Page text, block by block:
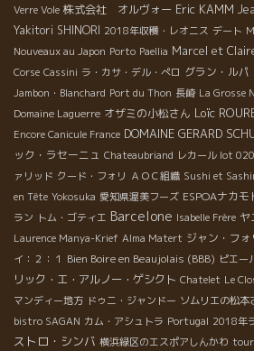
Verre Vole 株式会社 オルヴォー Eric KAMM
Yakitori SHINORI 2018年収穫・レオニス デート
Nouveaux au Japon Porto Paellia Marcel et
Corse Cassini ラ・カサ・デル・ぺロ グラン・ルパ
Jambon・Blanchard Port du Thon 長崎 La Grosse
Domaine Laguerre オザミの小松さん Loïc
Encore Canicule France DOMAINE GERARD
ック・ラセーニュ Chateaubriand レカール lot
ァリッド クード・フォリ ＡＯＣ組織 Sushi et
en Tête Yokosuka 愛知県渥美フーズ ESPOAナカモ
ラン トム・ゴティエ Barcelone Isabelle Frère ヤ
Laurence Manya-Krief Alma Matert ジャン・フ
イ：２：１ Bien Boire en Beaujolais (BBB) ピエー
リック・エ・アルノー・ゲシクト Chatelet Le
マンディー地方 ドゥニ・ジャンドー ソムリエの松本
bistro SAGAN カム・アシュトラ Portugal 2018年
ストロ・シンバ 横浜緑区のエスポアしんかわ